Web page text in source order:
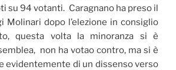
su 94 votanti. Caragnano ha preso il
Molinari dopo l’elezione in consiglio
questa volta la minoranza si è
non ha votao contro, ma si è
evidentemente di un dissenso verso